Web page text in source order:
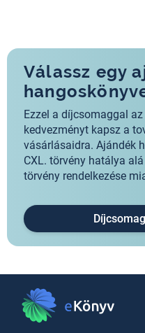
Válassz egy
Ezzel a díjcsomaggal
kedvezményt kapsz a
vásárlásaidra. Ajándék
CXL. törvény hatálya
törvény rendelkezése